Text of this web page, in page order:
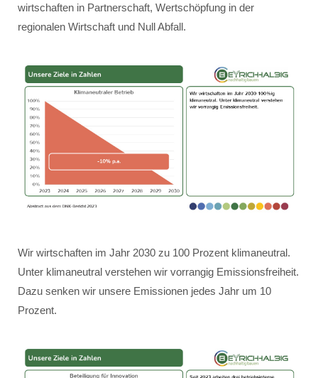
wirtschaften in Partnerschaft, Wertschöpfung in der
regionalen Wirtschaft und Null Abfall.
Wir wirtschaften im Jahr 2030 zu 100 Prozent klimaneutral.
Unter klimaneutral verstehen wir vorrangig Emissionsfreiheit.
Dazu senken wir unsere Emissionen jedes Jahr um 10
Prozent.